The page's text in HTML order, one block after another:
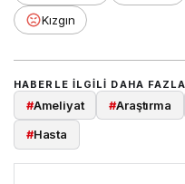
Kızgın
HABERLE ILGILI DAHA
#Ameliyat #Araştırma
#Hasta